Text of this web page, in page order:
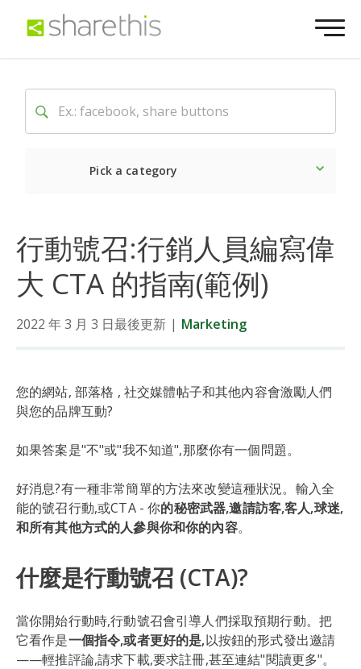
Pick a category
行動號召:行銷人員編寫偉
大 CTA 的指南(範例)
2022 年 3 月 3 日最後更新 | Marketing
您的網站, 部落格 , 社交媒體帖子和其他內容會激勵人們
與您的品牌互動?
如果答案是"不"或"我不知道",那麼你有一個問題。
好消息?有一種非常簡單的方法來改變這種狀況。輸入全
能的號召行動,或CTA - 你的秘密武器,邀請訪客,客人,球迷,
和所有其他方式的人參與你和你的內容。
什麼是行動號召 (CTA)?
當你開始行動時,行動號召會引導人們採取預期行動。把
它看作是一個指令,或者更好的是,以按鈕的形式發出邀請
——輕推評論,請求下載,要求註冊,甚至連結"閱讀更多"。